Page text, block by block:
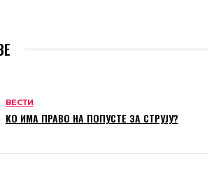
ВЕСТИ
КО ИМА ПРАВО НА ПОПУСТЕ ЗА СТРУЈУ?